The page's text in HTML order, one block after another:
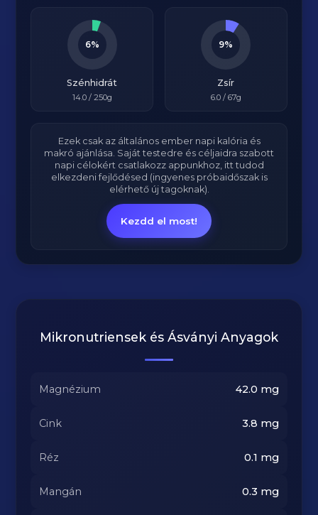
6%
Szénhidrát
14.0/ 250g
9%
Zsír
6.0/ 67g
Ezek csak az általános ember napi kalória és
makró ajánlása. Saját testedre és céljaidra szabott
napi célokért csatlakozz appunkhoz, itt tudod
elkezdeni fejlődésed (ingyenes próbaidőszak is
elérhető új tagoknak).
Kezdd el most!
Mikronutriensek és Ásványi Anyagok
Magnézium 42.0 mg
Cink 3.8 mg
Réz 0.1 mg
Mangán 0.3 mg